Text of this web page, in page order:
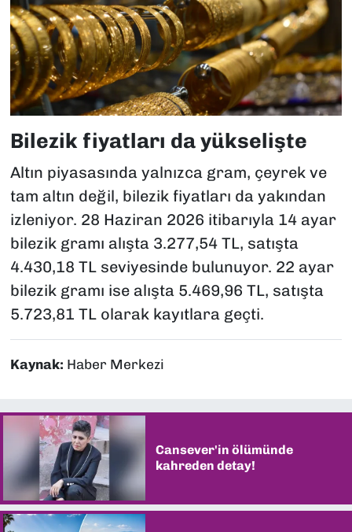
Bilezik fiyatları da yükselişte
Altın piyasasında yalnızca gram, çeyrek ve
tam altın değil, bilezik fiyatları da yakından
izleniyor. 28 Haziran 2026 itibarıyla 14 ayar
bilezik gramı alışta 3.277,54 TL, satışta
4.430,18 TL seviyesinde bulunuyor. 22 ayar
bilezik gramı ise alışta 5.469,96 TL, satışta
5.723,81 TL olarak kayıtlara geçti.
Kaynak: Haber Merkezi
Cansever'in ölümünde
kahreden detay!